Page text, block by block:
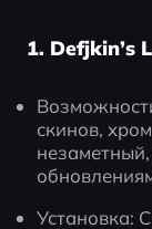
1. Defjkin’s
скинов,
Установка: